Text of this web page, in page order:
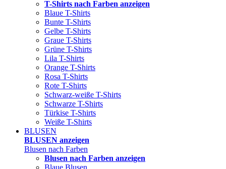
T-Shirts nach Farben anzeigen
Blaue T-Shirts
Bunte T-Shirts
Gelbe T-Shirts
Graue T-Shirts
Grüne T-Shirts
Lila T-Shirts
Orange T-Shirts
Rosa T-Shirts
Rote T-Shirts
Schwarz-weiße T-Shirts
Schwarze T-Shirts
Türkise T-Shirts
Weiße T-Shirts
BLUSEN
BLUSEN anzeigen
Blusen nach Farben
Blusen nach Farben anzeigen
Blaue Blusen